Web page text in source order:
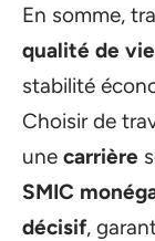
En somme,
qualité de vie
stabilité
Choisir de
une carrière
SMIC
décisif,